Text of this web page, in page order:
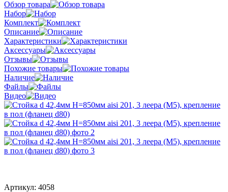
Обзор товара
Набор
Комплект
Описание
Характеристики
Аксессуары
Отзывы
Похожие товары
Наличие
Файлы
Видео
Артикул: 4058